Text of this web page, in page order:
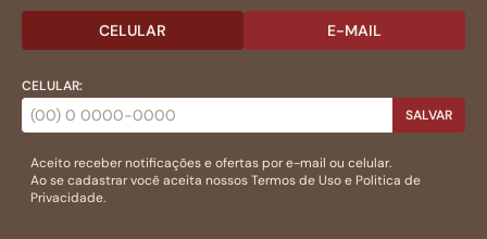
CELULAR E-MAIL
CELULAR:
SALVAR
Aceito receber notificações e ofertas por e-mail ou celular.
Ao se cadastrar você aceita nossosTermos de Usoe Politica de
Privacidade.